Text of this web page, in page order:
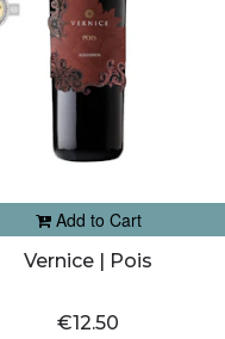
Add to Cart
Vernice | Pois
€12.50